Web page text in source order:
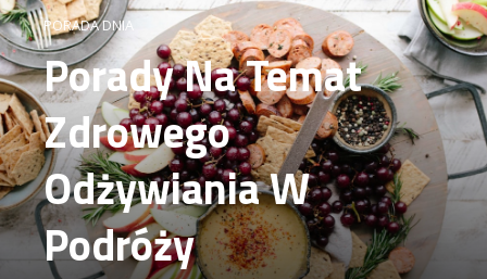
PORADA DNIA
Porady Na Temat
Zdrowego
Odżywiania W
Podróży